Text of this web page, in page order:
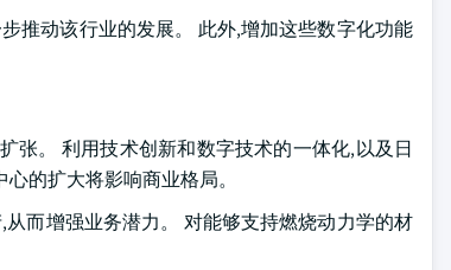
推动该行业的发展。 此外,增加这些数字化功能
张。 利用技术创新和数字技术的一体化,以及日
的扩大将影响商业格局。
而增强业务潜力。 对能够支持燃烧动力学的材